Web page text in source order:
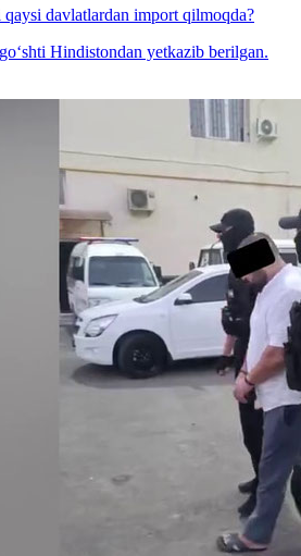
qaysi davlatlardan import qilmoqda?
Hindistondan yetkazib berilgan.